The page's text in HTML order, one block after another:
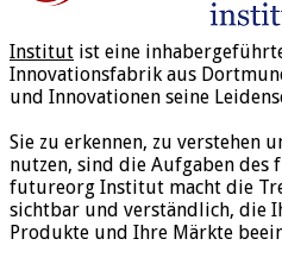
Institut ist eine
Innovationsfabrik aus
und Innovationen seine
Sie zu erkennen, zu verstehen
nutzen, sind die Aufgaben
futureorg Institut macht die
sichtbar und verständlich, die
Produkte und Ihre Märkte